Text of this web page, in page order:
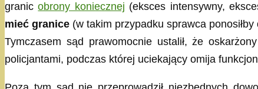
granicobrony koniecznej (eksces intensywny,
mieć granice (w takim przypadku sprawca
Tymczasem sąd prawomocnie ustalił, że
policjantami, podczas której uciekający omija